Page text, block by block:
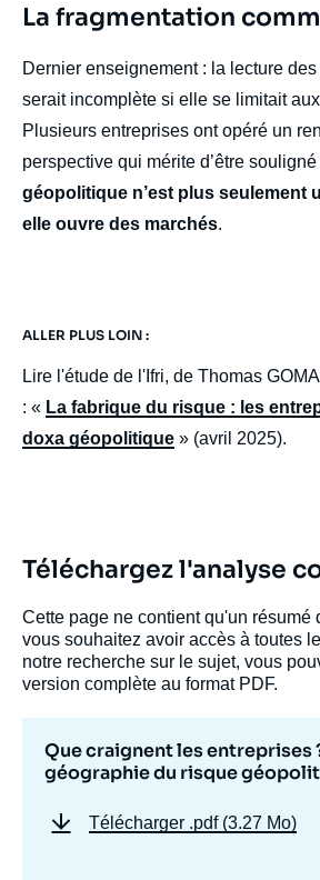
Titre
La fragmentation
body
Dernier enseignement : la lecture
serait incomplète si elle se limitait
Plusieurs entreprises ont opéré un
perspective qui mérite d’être souligné
géopolitique n’est plus seulement
elle ouvre des marchés.
ALLER PLUS LOIN :
Lire l'étude de l'Ifri, de Thomas
: « La fabrique du risque : les
doxa géopolitique » (avril 2025).
Téléchargez l'analyse
Cette page ne contient qu'un résumé
vous souhaitez avoir accès à toutes
notre recherche sur le sujet, vous
version complète au format PDF.
Que craignent les entreprises
géographie du risque
Télécharger .pdf (3.27 Mo)